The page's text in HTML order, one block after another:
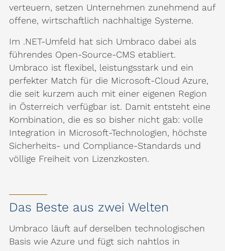
verteuern, setzen Unternehmen zunehmend auf
offene, wirtschaftlich nachhaltige Systeme.
Im .NET-Umfeld hat sich Umbraco dabei als
führendes Open-Source-CMS etabliert.
Umbraco ist flexibel, leistungsstark und ein
perfekter Match für die Microsoft-Cloud Azure,
die seit kurzem auch mit einer eigenen Region
in Österreich verfügbar ist. Damit entsteht eine
Kombination, die es so bisher nicht gab: volle
Integration in Microsoft-Technologien, höchste
Sicherheits- und Compliance-Standards und
völlige Freiheit von Lizenzkosten.
Das Beste aus zwei Welten
Umbraco läuft auf derselben technologischen
Basis wie Azure und fügt sich nahtlos in